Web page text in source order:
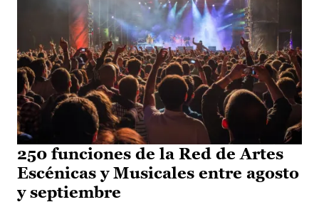
250 funciones de la Red de Artes
Escénicas y Musicales entre agosto
y septiembre